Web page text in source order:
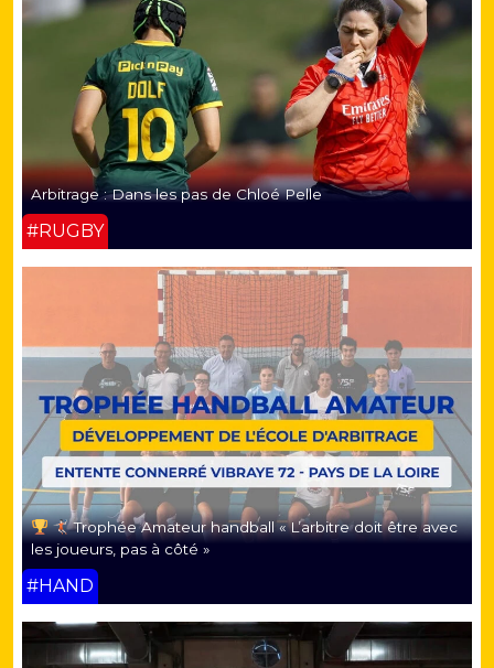
Arbitrage : Dans les pas de Chloé Pelle
#RUGBY
Trophée Amateur handball « L’arbitre doit être avec
les joueurs, pas à côté »
#HAND